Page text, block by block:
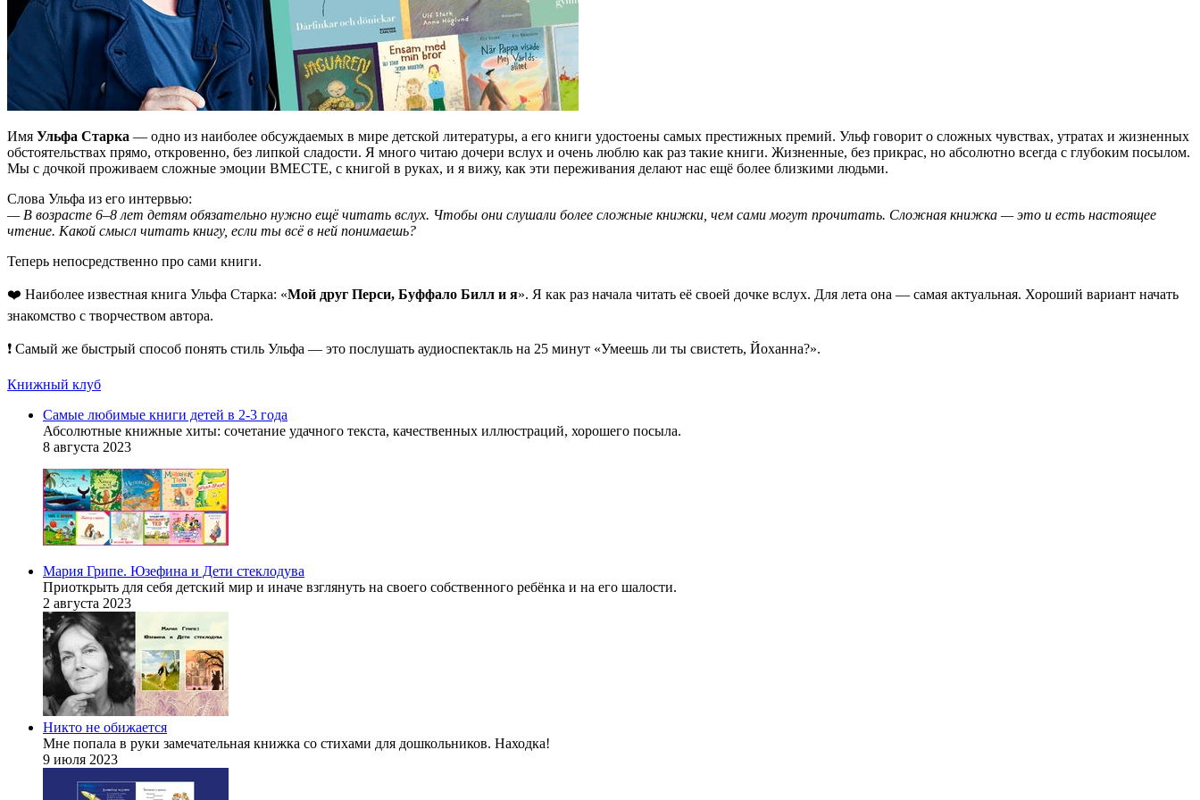
Имя Ульфа Старка — одно из наиболее обсуждаемых в мире детской литературы, а его книги удостоены самых престижных премий. Ульф говорит о сложных чувствах, утратах и жизненных
обстоятельствах прямо, откровенно, без липкой сладости. Я много читаю дочери вслух и очень люблю как раз такие книги. Жизненные, без прикрас, но абсолютно всегда с глубоким посылом.
Мы с дочкой проживаем сложные эмоции ВМЕСТЕ, с книгой в руках, и я вижу, как эти переживания делают нас ещё более близкими людьми.
Слова Ульфа из его интервью:
— В возрасте 6‒8 лет детям обязательно нужно ещё читать вслух. Чтобы они слушали более сложные книжки, чем сами могут прочитать. Сложная книжка — это и есть настоящее
чтение. Какой смысл читать книгу, если ты всё в ней понимаешь?
Теперь непосредственно про сами книги.
❤️ Наиболее известная книга Ульфа Старка: «Мой друг Перси, Буффало Билл и я». Я как раз начала читать её своей дочке вслух. Для лета она — самая актуальная. Хороший вариант начать
знакомство с творчеством автора.
❗️ Самый же быстрый способ понять стиль Ульфа — это послушать аудиоспектакль на 25 минут «Умеешь ли ты свистеть, Йоханна?».
Книжный клуб
Самые любимые книги детей в 2-3 года
Абсолютные книжные хиты: сочетание удачного текста, качественных иллюстраций, хорошего посыла.
8 августа 2023
Мария Грипе. Юзефина и Дети стеклодува
Приоткрыть для себя детский мир и иначе взглянуть на своего собственного ребёнка и на его шалости.
2 августа 2023
Никто не обижается
Мне попала в руки замечательная книжка со стихами для дошкольников. Находка!
9 июля 2023